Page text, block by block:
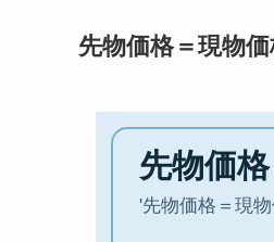
先物価格＝現物